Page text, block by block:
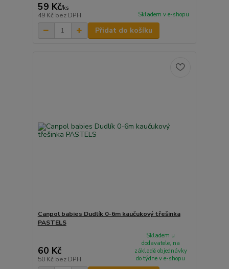
59 Kč/ks
49 Kč bez DPH Skladem v e-shopu
Přidat do košíku
Canpol babies Dudlík 0-6m kaučukový třešinka
PASTELS
60 Kč
50 Kč bez DPH
Skladem u
dodavatele, na
základě objednávky
do týdne v e-shopu